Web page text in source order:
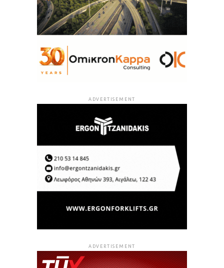
ADVERTISEMENT
ADVERTISEMENT